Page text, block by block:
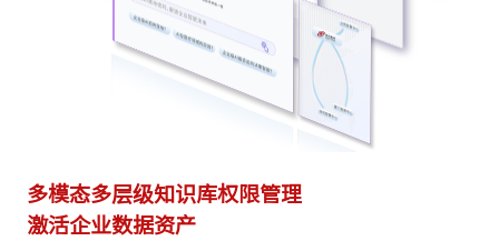
多模态多层级知识库权限管理
激活企业数据资产